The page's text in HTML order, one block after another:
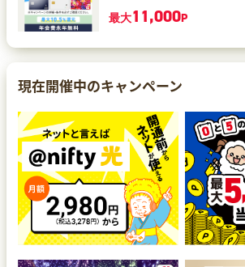
してから買い物かごに
るようにしてください。 6.ポイント付与
数の上限が1,000Pに。
品1個につき
購入までとなりました。 以上をご確認の
上、ご利用くださいま
上げます。
最大11,000P
現在開催中のキャンペーン